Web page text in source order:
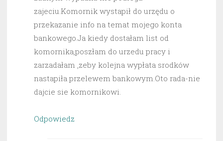
zajeciu.Komornik wystapił do urzędu o
przekazanie info na temat mojego konta
bankowego.Ja kiedy dostałam list od
komornika,poszłam do urzedu pracy i
zarzadałam ,zeby kolejna wypłata srodków
nastapiła przelewem bankowym.Oto rada-nie
dajcie sie komornikowi.
Odpowiedz